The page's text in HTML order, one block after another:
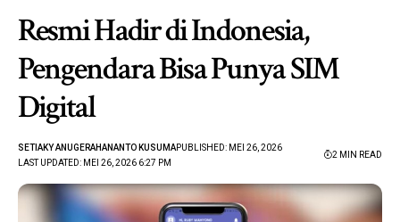
Resmi Hadir di Indonesia,
Pengendara Bisa Punya SIM
Digital
LAST UPDATED: MEI 26, 2026 6:27 PM
SETIAKY ANUGERAHANANTO KUSUMAPUBLISHED: MEI 26, 2026
2 MIN READ